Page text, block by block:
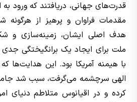
قدرت‌های جهانی، دریافتند که ورود
مقدمات فراوان و پرهیز از
هدف اصلی ایشان، زمینه‌سازی و
ملت برای ایجاد یک برانگیختگی جدی
با هیمنه آمریکا بود. این هدایت‌ها
الهی سرچشمه می‌گرفت، سبب شد
کرده و در اقیانوس متلاطم دنیای